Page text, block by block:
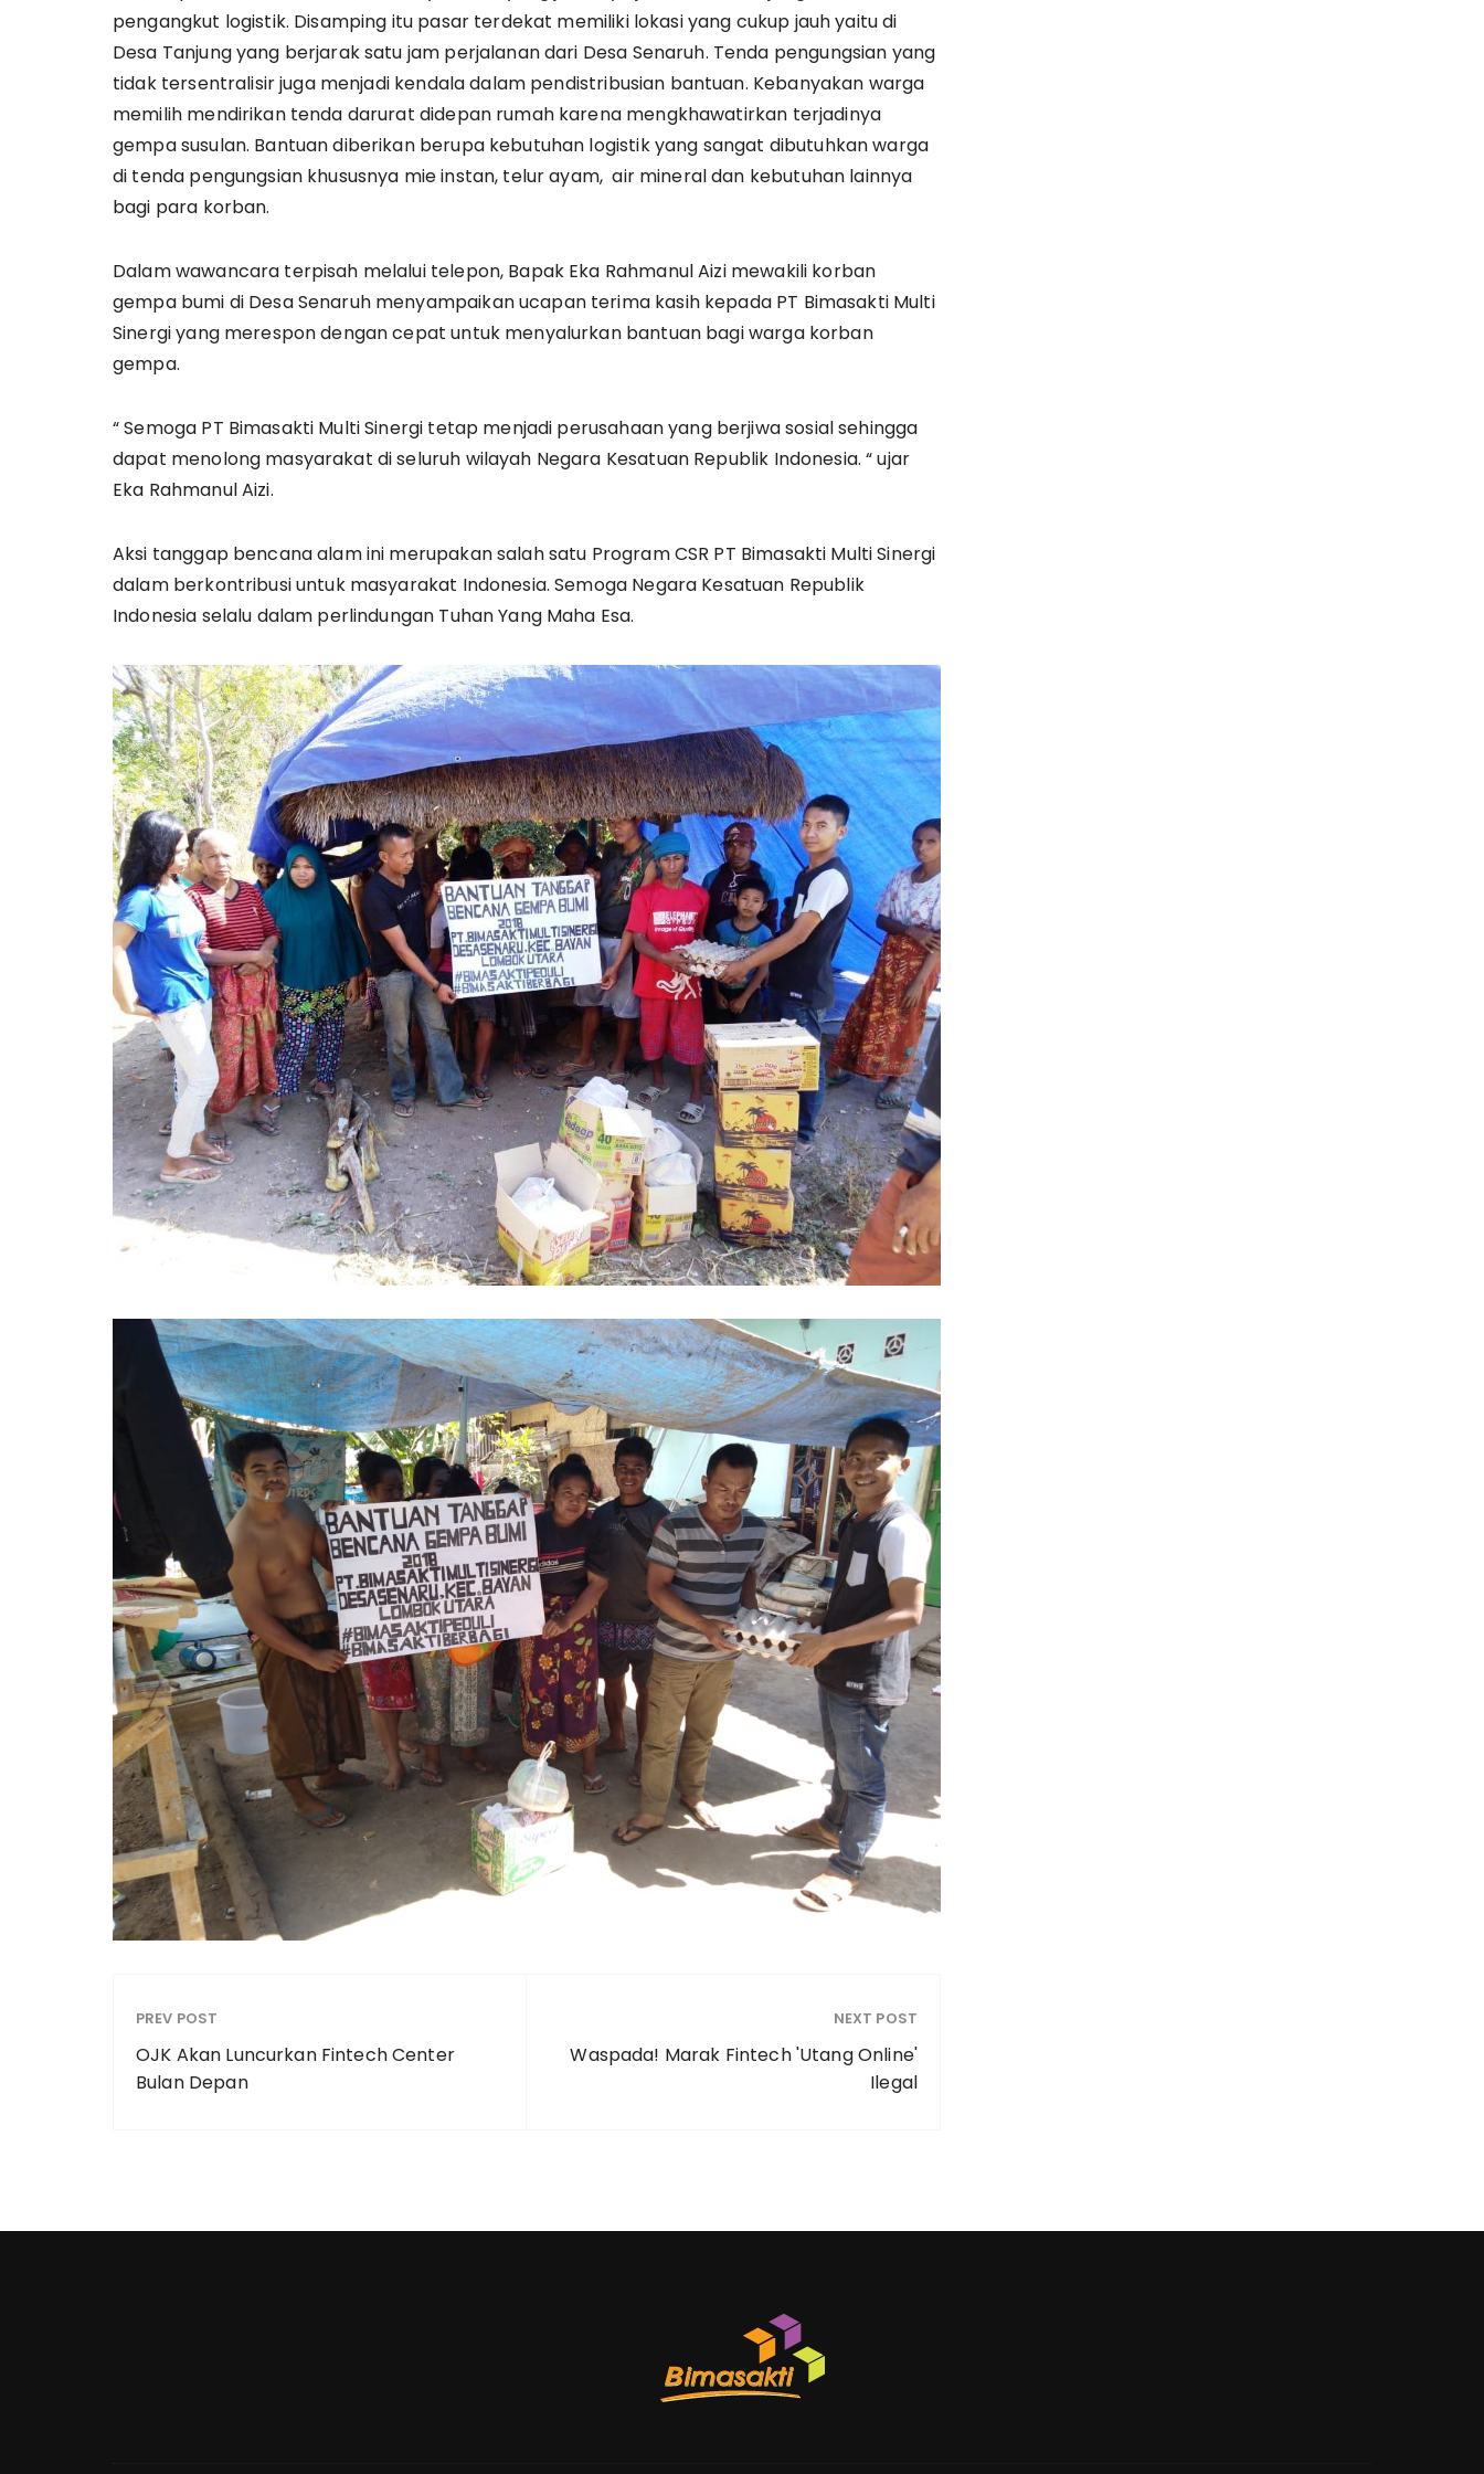
pengangkut logistik. Disamping itu pasar terdekat memiliki lokasi yang cukup jauh yaitu di
Desa Tanjung yang berjarak satu jam perjalanan dari Desa Senaruh. Tenda pengungsian yang
tidak tersentralisir juga menjadi kendala dalam pendistribusian bantuan. Kebanyakan warga
memilih mendirikan tenda darurat didepan rumah karena mengkhawatirkan terjadinya
gempa susulan. Bantuan diberikan berupa kebutuhan logistik yang sangat dibutuhkan warga
di tenda pengungsian khususnya mie instan, telur ayam, air mineral dan kebutuhan lainnya
bagi para korban.
Dalam wawancara terpisah melalui telepon, Bapak Eka Rahmanul Aizi mewakili korban
gempa bumi di Desa Senaruh menyampaikan ucapan terima kasih kepada PT Bimasakti Multi
Sinergi yang merespon dengan cepat untuk menyalurkan bantuan bagi warga korban
gempa.
“ Semoga PT Bimasakti Multi Sinergi tetap menjadi perusahaan yang berjiwa sosial sehingga
dapat menolong masyarakat di seluruh wilayah Negara Kesatuan Republik Indonesia. “ ujar
Eka Rahmanul Aizi.
Aksi tanggap bencana alam ini merupakan salah satu Program CSR PT Bimasakti Multi Sinergi
dalam berkontribusi untuk masyarakat Indonesia. Semoga Negara Kesatuan Republik
Indonesia selalu dalam perlindungan Tuhan Yang Maha Esa.
PREV POST
OJK Akan Luncurkan Fintech Center
Bulan Depan
NEXT POST
Waspada! Marak Fintech 'Utang Online'
Ilegal